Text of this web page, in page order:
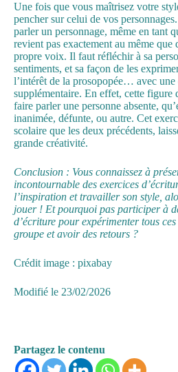
Une fois que vous maîtrisez votre
pencher sur celui de vos
parler un personnage, même en tant
revient pas exactement au même que
propre voix. Il faut réfléchir à sa
sentiments, et sa façon de les
l’intérêt de la prosopopée… avec
supplémentaire. En effet, cette figure
faire parler une personne absente,
inanimée, défunte, ou autre. Cet
scolaire que les deux précédents,
grande créativité.
Conclusion : Vous connaissez à
incontournable des exercices
l’inspiration et travailler son style,
jouer ! Et pourquoi pas participer à
d’écriture pour expérimenter tous ces
groupe et avoir des retours ?
Crédit image : pixabay
Modifié le 23/02/2026
Partagez le contenu